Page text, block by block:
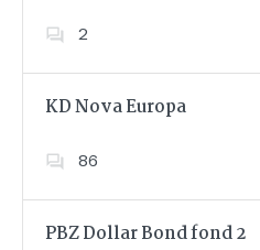
2
KD Nova Europa
86
PBZ Dollar Bond fond 2